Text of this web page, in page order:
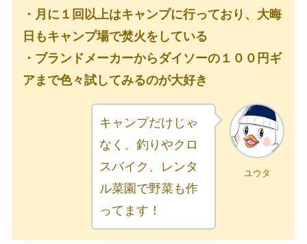
・月に１回以上はキャンプに行っており、大晦
日もキャンプ場で焚火をしている
・ブランドメーカーからダイソーの１００円ギ
アまで色々試してみるのが大好き
ユウタ
キャンプだけじゃ
なく、釣りやクロ
スバイク、レンタ
ル菜園で野菜も作
ってます！